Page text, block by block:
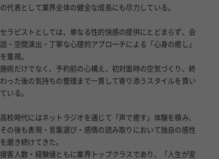
の代表として業界全体の健全な成長にも尽力している。
セラピストとしては、単なる性的快感の提供にとどまらず、会
話・空間演出・丁寧な心理的アプローチによる「心身の癒し」
を重視。
施術だけでなく、予約前の心構え、初対面時の空気づくり、終
わった後の気持ちの整理まで一貫して寄り添うスタイルを貫い
ている。
高校時代にはネットラジオを通じて「声で癒す」体験を積み、
その後も表現・言葉選び・感情の読み取りにおいて独自の感性
を磨き続けてきた。
接客人数・経験値ともに業界トップクラスであり、「人生が変